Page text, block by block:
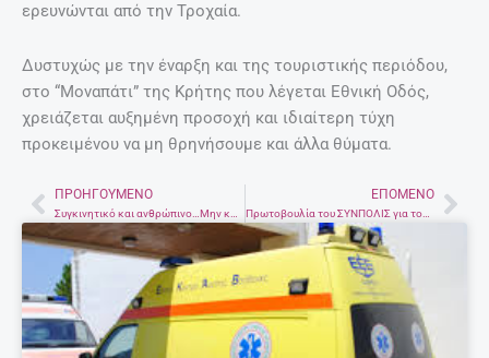
ερευνώνται από την Τροχαία.
Δυστυχώς με την έναρξη και της τουριστικής περιόδου,
στο “Μοναπάτι” της Κρήτης που λέγεται Εθνική Οδός,
χρειάζεται αυξημένη προσοχή και ιδιαίτερη τύχη
προκειμένου να μη θρηνήσουμε και άλλα θύματα.
PrevΠΡΟΗΓΟΎΜΕΝΟ
Συγκινητικό και ανθρώπινο…Μην κρίνεις τους ανθρώπους..ποτέ δεν ξέρεις
ΕΠΌΜΕΝΟ
Πρωτοβουλία του ΣΥΝΠΟΛΙΣ για τον καθαρισμό του ενετικού λιμανιού Ρεθύμνου